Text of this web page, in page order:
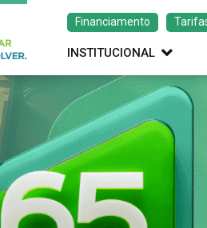
Financiamento
INSTITUCIONAL